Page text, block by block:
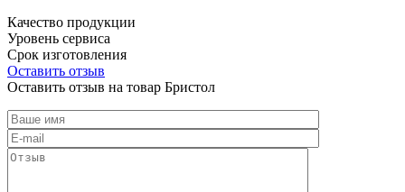
Качество продукции
Уровень сервиса
Срок изготовления
Оставить отзыв
Оставить отзыв на товар Бристол